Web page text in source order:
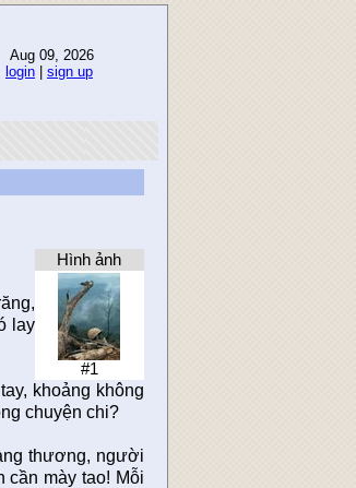
Aug 09, 2026
login
sign up
Hình ảnh
#1
lay
khoảng không
chuyện chi?
thương, người
cần mày tao! Mỗi